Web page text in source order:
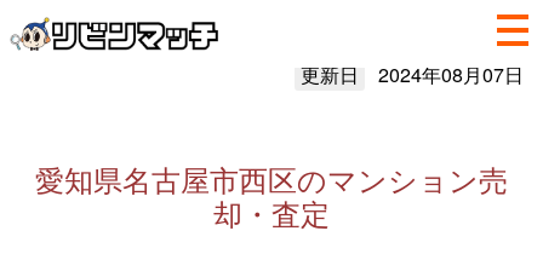
更新日 2024年08月07日
愛知県名古屋市西区のマンション売
却・査定